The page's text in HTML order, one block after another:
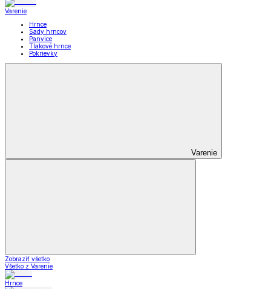
Varenie
Hrnce
Sady hrncov
Panvice
Tlakové hrnce
Pokrievky
Varenie
Zobraziť všetko
Všetko z Varenie
Hrnce